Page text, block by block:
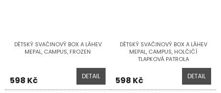
DĚTSKÝ SVAČINOVÝ BOX A LÁHEV
MEPAL, CAMPUS, FROZEN
598 Kč DETAIL
DĚTSKÝ SVAČINOVÝ BOX A LÁHEV
MEPAL, CAMPUS, HOLČIČÍ
TLAPKOVÁ PATROLA
598 Kč DETAIL